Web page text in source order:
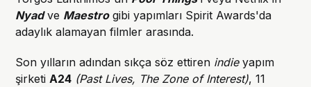
Nyadve Maestrogibi yapımları Spirit Awards'da
adaylık alamayan filmler arasında.
Son yılların adından sıkça söz ettiren indieyapım
şirketiA24 (Past Lives, The Zone of Interest), 11